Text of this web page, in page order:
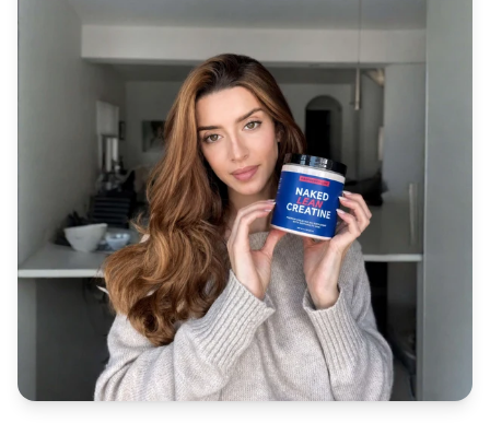
Poudre de protéine de graines
Protéine de riz biologique
Shakes protéinés
Gainer de poids végétalien
Shop All Protéines Véganes